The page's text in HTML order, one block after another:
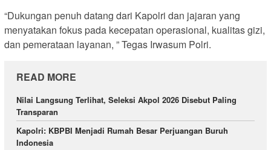
“Dukungan penuh datang dari Kapolri dan jajaran yang
menyatakan fokus pada kecepatan operasional, kualitas gizi,
dan pemerataan layanan, ” Tegas Irwasum Polri.
READ MORE
Nilai Langsung Terlihat, Seleksi Akpol 2026 Disebut Paling
Transparan
Kapolri: KBPBI Menjadi Rumah Besar Perjuangan Buruh
Indonesia